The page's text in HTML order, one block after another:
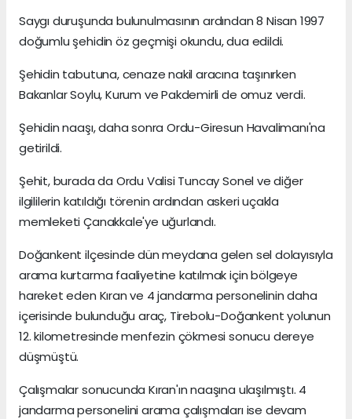
Saygı duruşunda bulunulmasının ardından 8 Nisan 1997
doğumlu şehidin öz geçmişi okundu, dua edildi.
Şehidin tabutuna, cenaze nakil aracına taşınırken
Bakanlar Soylu, Kurum ve Pakdemirli de omuz verdi.
Şehidin naaşı, daha sonra Ordu-Giresun Havalimanı'na
getirildi.
Şehit, burada da Ordu Valisi Tuncay Sonel ve diğer
ilgililerin katıldığı törenin ardından askeri uçakla
memleketi Çanakkale'ye uğurlandı.
Doğankent ilçesinde dün meydana gelen sel dolayısıyla
arama kurtarma faaliyetine katılmak için bölgeye
hareket eden Kıran ve 4 jandarma personelinin daha
içerisinde bulunduğu araç, Tirebolu-Doğankent yolunun
12. kilometresinde menfezin çökmesi sonucu dereye
düşmüştü.
Çalışmalar sonucunda Kıran'ın naaşına ulaşılmıştı. 4
jandarma personelini arama çalışmaları ise devam